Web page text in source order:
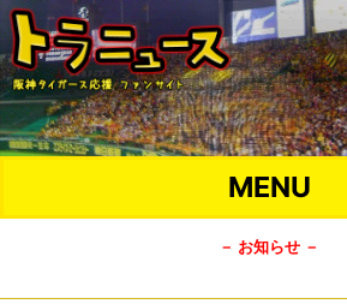
MENU
－ お知らせ －